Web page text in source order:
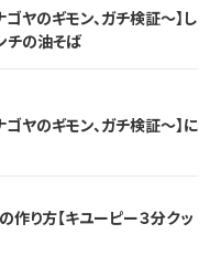
ヤのギモン、ガチ検証～】し
チの油そば
ヤのギモン、ガチ検証～】に
作り方【キユーピー３分クッ